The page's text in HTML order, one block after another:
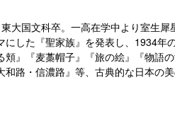
大国文科卒。一高在学中より室生
にした『聖家族』を発表し、1934
頬』『麦藁帽子』『旅の絵』『物語
路・信濃路』等、古典的な日本の美